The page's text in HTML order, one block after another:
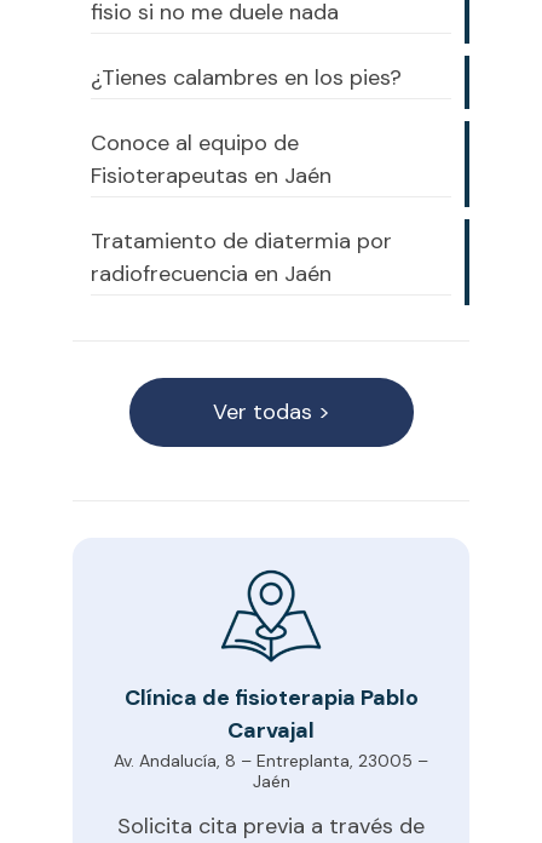
fisio si no me duele nada
¿Tienes calambres en los pies?
Conoce al equipo de
Fisioterapeutas en Jaén
Tratamiento de diatermia por
radiofrecuencia en Jaén
Ver todas >
Clínica de fisioterapia Pablo
Carvajal
Av. Andalucía, 8 – Entreplanta, 23005 –
Jaén
Solicita cita previa a través de